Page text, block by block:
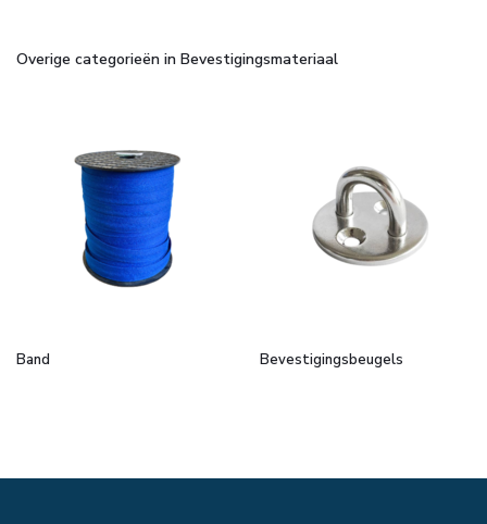
Overige categorieën in Bevestigingsmateriaal
Band Bevestigingsbeugels